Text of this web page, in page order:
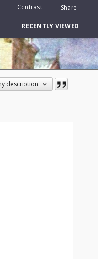
Contrast Share
RECENTLY VIEWED
description